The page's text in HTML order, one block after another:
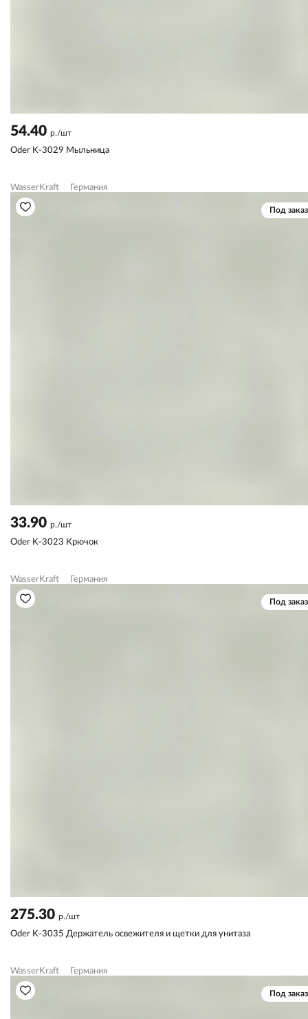
54.40 р./шт
Oder K-3029 Мыльница
WasserKraft Германия
Под заказ
33.90 р./шт
Oder K-3023 Крючок
WasserKraft Германия
Под заказ
275.30 р./шт
Oder K-3035 Держатель освежителя и щетки для унитаза
WasserKraft Германия
Под заказ